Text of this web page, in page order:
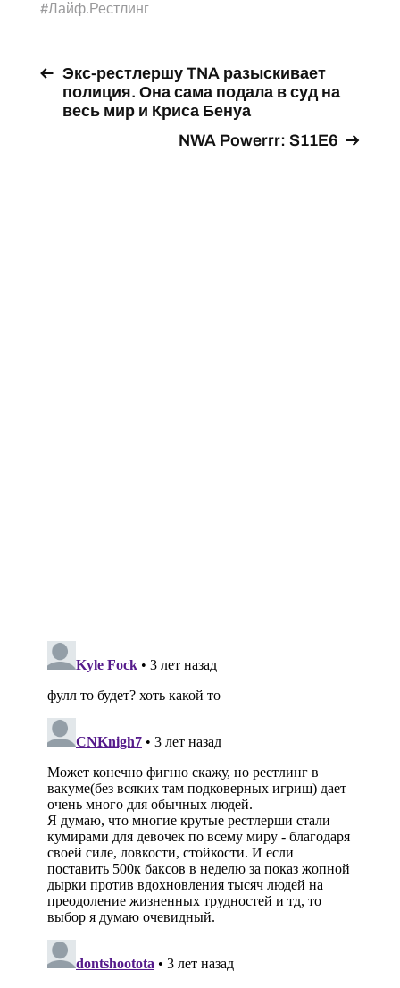
#Лайф.Рестлинг
Экс-рестлершу TNA разыскивает
полиция. Она сама подала в суд на
весь мир и Криса Бенуа
NWA Powerrr: S11E6